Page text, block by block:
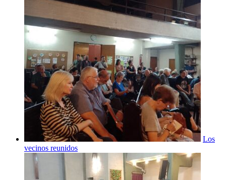
Los
vecinos reunidos